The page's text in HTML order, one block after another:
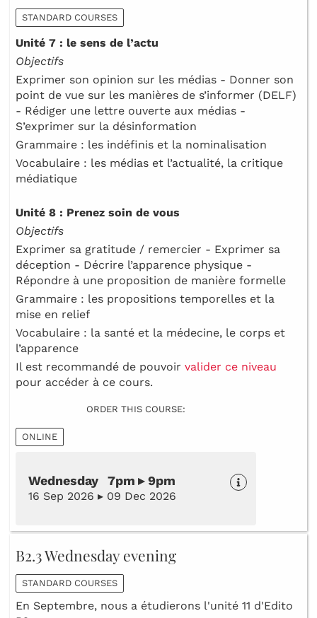
STANDARD COURSES
Unité 7 : le sens de l’actu
Objectifs
Exprimer son opinion sur les médias - Donner son
point de vue sur les manières de s’informer (DELF)
- Rédiger une lettre ouverte aux médias -
S’exprimer sur la désinformation
Grammaire : les indéfinis et la nominalisation
Vocabulaire : les médias et l’actualité, la critique
médiatique
Unité 8 : Prenez soin de vous
Objectifs
Exprimer sa gratitude / remercier - Exprimer sa
déception - Décrire l’apparence physique -
Répondre à une proposition de manière formelle
Grammaire : les propositions temporelles et la
mise en relief
Vocabulaire : la santé et la médecine, le corps et
l’apparence
Il est recommandé de pouvoir valider ce niveau
pour accéder à ce cours.
ORDER THIS COURSE:
ONLINE
Wednesday 7pm ▸ 9pm
16 Sep 2026 ▸ 09 Dec 2026
B2.3 Wednesday evening
STANDARD COURSES
En Septembre, nous a étudierons l'unité 11 d'Edito